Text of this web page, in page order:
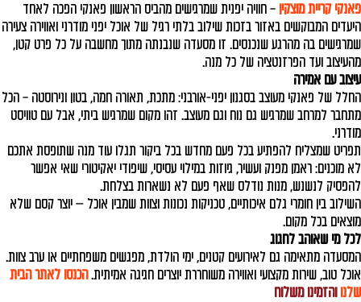
פאנקי קריית מוצקין – חוויה יפנית שמרגישים מהביס הראשון פאנקי הפכה לאחד
היעדים המבוקשים באזור בזכות שילוב בלתי רגיל של אוכל יפני מודרני ואווירה צעירה
שמרגישים בה מהרגע שנכנסים. זו מסעדה שנבנתה מתוך מחשבה על כל פרט קטן,
מהעיצוב ועד הפרזנטציה של כל מנה.
עיצוב עם אמירה
החלל של פאנקי מעוצב בסגנון יפני-אורבני: מתכת, תאורה חמה, בטון ונירוסטה – הכל
מתחבר למרחב שמרגיש גם נוח וגם מעוצב. זהו מקום שמרגיש ביתי, אבל עם טוויסט
מודרני.
תפריט שמצליח להפתיע בכל פעם מחדש בכל ביקור תגלו עוד מנה שתופסת אתכם
לא מוכנים: ראמן מפנק ועשיר, גיוזות במילוי עסיסי, שיפודי יאקיטורי שאי אפשר
להפסיק לנשנש, מנות נודלס שאף פעם לא נשארות בצלחת.
השילוב בין חומרי גלם איכותיים, טכניקות נכונות וצוות שמבין אוכל — יוצר קסם שלא
מוצאים בכל מקום.
לכל מי שאוהב לחגוג
המסעדה מתאימה גם לאירועים קטנים, ימי הולדת, מפגשים משפחתיים או ערב צוות.
אוכל טוב, שירות מקצועי ואווירה משוחררת יוצרים חגיגה אמיתית.הכנסו לאתר הבית
שלנווהזמינו משלוח